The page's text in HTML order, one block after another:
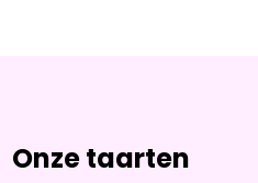
Onze taarten